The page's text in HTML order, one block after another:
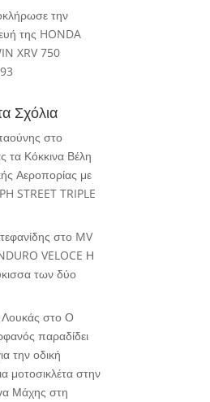
την
της HONDA
XRV 750
Σχόλια
στο
τα Κόκκινα Βέλη
Αεροπορίας με
STREET TRIPLE
στο MV
VELOCE Η
των δύο
στοΟ
παραδίδει
την οδική
μοτοσικλέτα στην
Μάχης στη